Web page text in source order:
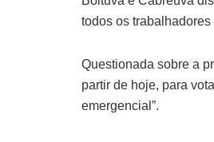
todos os
Questionada sobre a
partir de hoje, para
emergencial”.